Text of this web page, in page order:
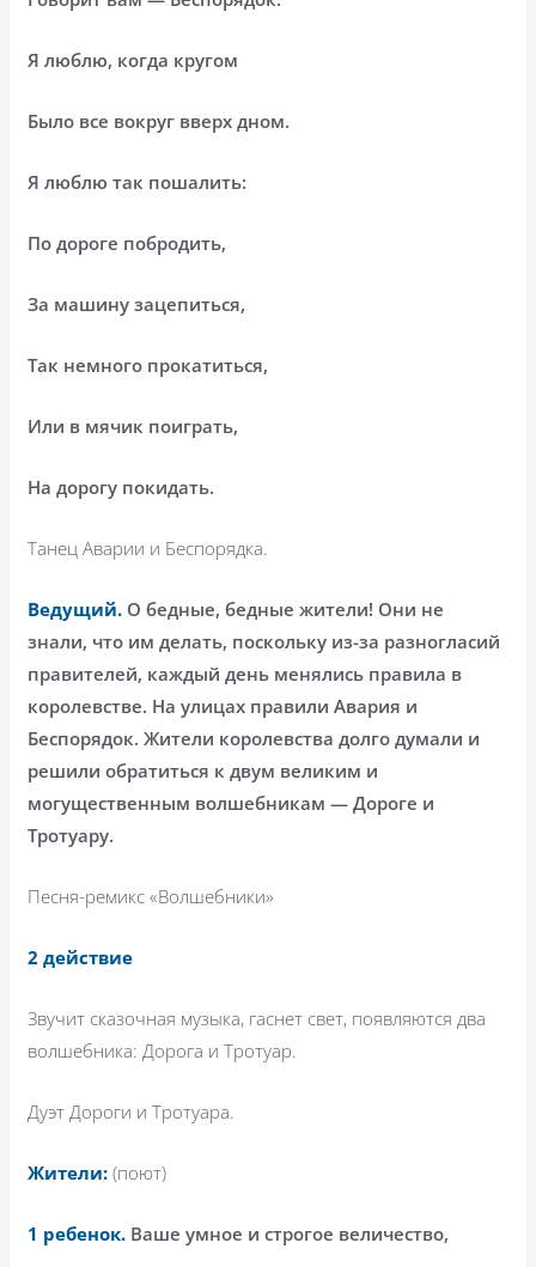
Я люблю, когда кругом
Было все вокруг вверх дном.
Я люблю так пошалить:
По дороге побродить,
За машину зацепиться,
Так немного прокатиться,
Или в мячик поиграть,
На дорогу покидать.
Танец Аварии и Беспорядка.
Ведущий. О бедные, бедные жители! Они не
знали, что им делать, поскольку из-за разногласий
правителей, каждый день менялись правила в
королевстве. На улицах правили Авария и
Беспорядок. Жители королевства долго думали и
решили обратиться к двум великим и
могущественным волшебникам — Дороге и
Тротуару.
Песня-ремикс «Волшебники»
2 действие
Звучит сказочная музыка, гаснет свет, появляются два
волшебника: Дорога и Тротуар.
Дуэт Дороги и Тротуара.
Жители: (поют)
1 ребенок. Ваше умное и строгое величество,